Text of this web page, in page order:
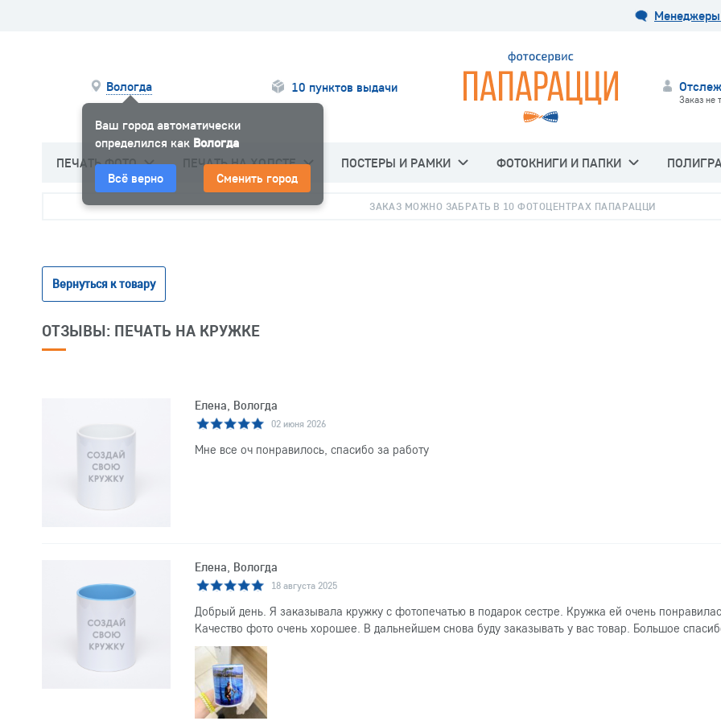
Менеджеры
Вологда
Ваш город автоматически
определился как Вологда
Всё верно Сменить город
10 пунктов выдачи
Заказ не
ПЕЧАТЬ ФОТО ПЕЧАТЬ НА ХОЛСТЕ ПОСТЕРЫ И РАМКИ ФОТОКНИГИ И ПАПКИ
ЗАКАЗ МОЖНО ЗАБРАТЬ В 10 ФОТОЦЕНТРАХ ПАПАРАЦЦИ
Вернуться к товару
ОТЗЫВЫ: ПЕЧАТЬ НА КРУЖКЕ
Елена, Вологда
02 июня 2026
Мне все оч понравилось, спасибо за работу
Елена, Вологда
18 августа 2025
Добрый день. Я заказывала кружку с фотопечатью в подарок сестре. Кружка ей очень
Качество фото очень хорошее. В дальнейшем снова буду заказывать у вас товар. Большое